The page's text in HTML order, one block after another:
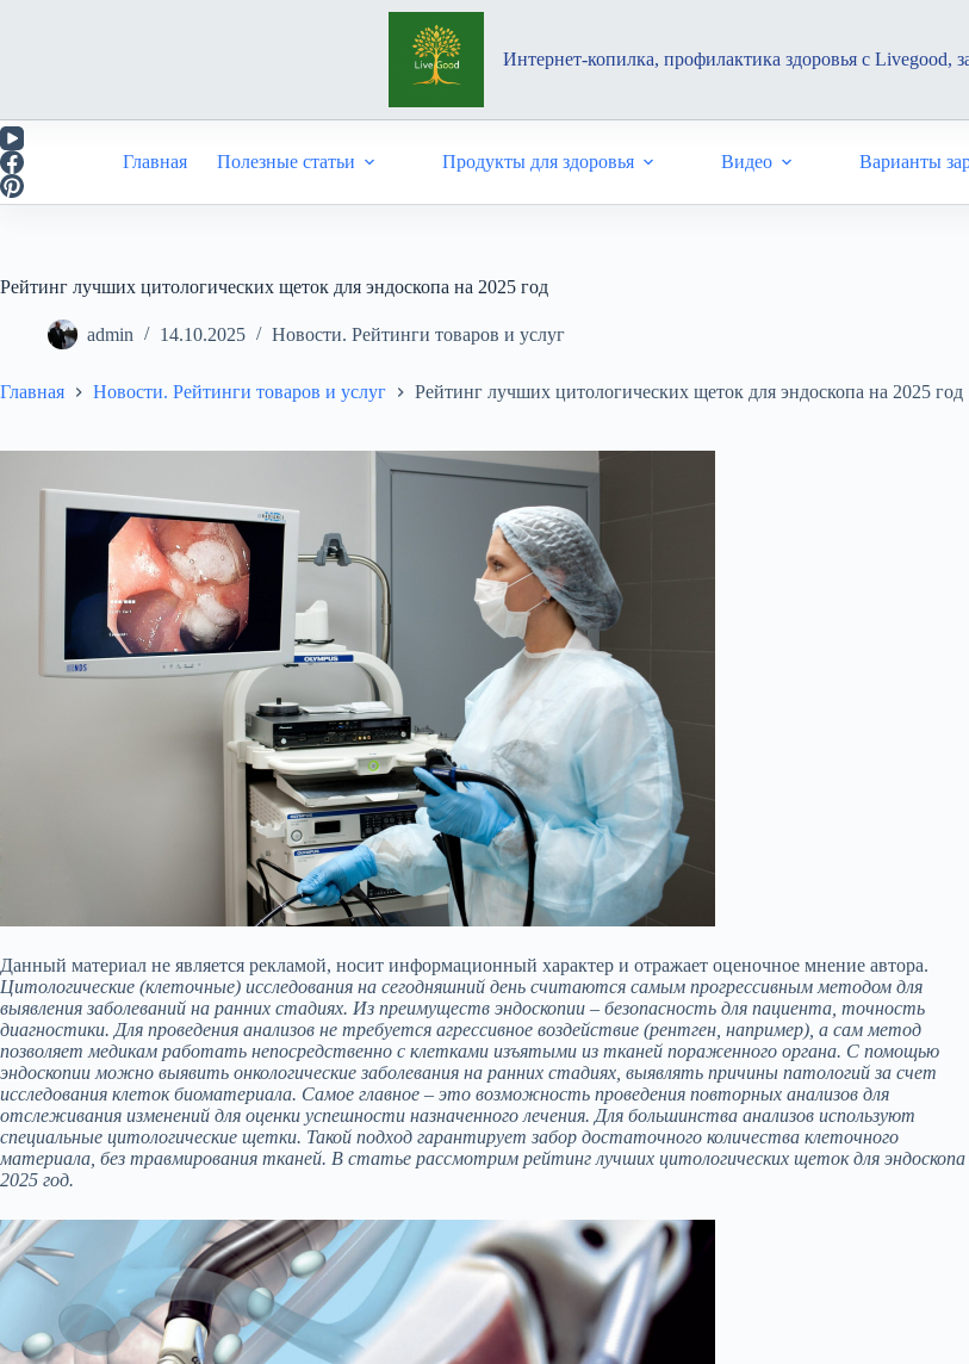
Интернет-копилка, профилактика здоровья с Livegood,
Главная Полезные статьи Продукты для здоровья Видео Варианты
Рейтинг лучших цитологических щеток для эндоскопа на 2025 год
admin 14.10.2025 Новости. Рейтинги товаров и услуг
Главная Новости. Рейтинги товаров и услуг Рейтинг лучших цитологических щеток для эндоскопа на 2025 год
Данный материал не является рекламой, носит информационный характер и отражает оценочное мнение автора.
Цитологические (клеточные) исследования на сегодняшний день считаются самым прогрессивным методом для
выявления заболеваний на ранних стадиях. Из преимуществ эндоскопии – безопасность для пациента, точность
диагностики. Для проведения анализов не требуется агрессивное воздействие (рентген, например), а сам метод
позволяет медикам работать непосредственно с клетками изъятыми из тканей пораженного органа. С помощью
эндоскопии можно выявить онкологические заболевания на ранних стадиях, выявлять причины патологий за счет
исследования клеток биоматериала. Самое главное – это возможность проведения повторных анализов для
отслеживания изменений для оценки успешности назначенного лечения. Для большинства анализов используют
специальные цитологические щетки. Такой подход гарантирует забор достаточного количества клеточного
материала, без травмирования тканей. В статье рассмотрим рейтинг лучших цитологических щеток для эндоскопа
2025 год.